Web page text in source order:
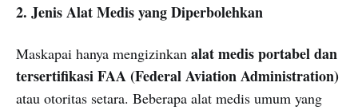
2. Jenis Alat Medis yang Diperbolehkan
Maskapai hanya mengizinkan alat medis portabel dan
tersertifikasi FAA (Federal Aviation Administration)
atau otoritas setara. Beberapa alat medis umum yang